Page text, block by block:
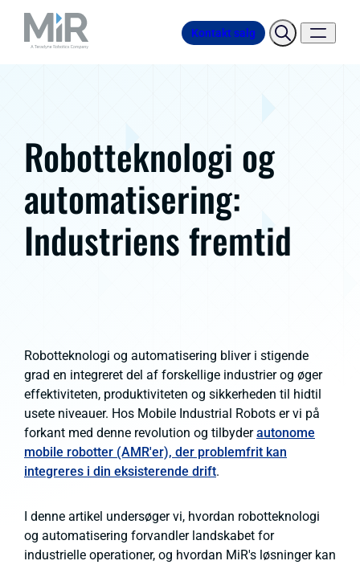
Kontakt salg
Robotteknologi og
automatisering:
Industriens fremtid
Robotteknologi og automatisering bliver i stigende
grad en integreret del af forskellige industrier og øger
effektiviteten, produktiviteten og sikkerheden til hidtil
usete niveauer. Hos Mobile Industrial Robots er vi på
forkant med denne revolution og tilbyderautonome
mobile robotter (AMR'er), der problemfrit kan
integreres i din eksisterende drift.
I denne artikel undersøger vi, hvordan robotteknologi
og automatisering forvandler landskabet for
industrielle operationer, og hvordan MiR's løsninger kan